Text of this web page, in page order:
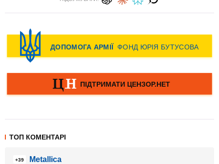
ТОП КОМЕНТАРІ
+39
Metallica